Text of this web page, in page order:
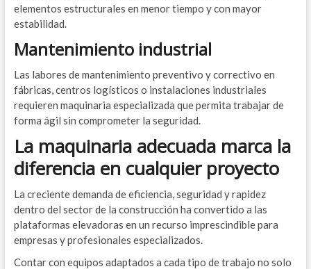
elementos estructurales en menor tiempo y con mayor
estabilidad.
Mantenimiento industrial
Las labores de mantenimiento preventivo y correctivo en
fábricas, centros logísticos o instalaciones industriales
requieren maquinaria especializada que permita trabajar de
forma ágil sin comprometer la seguridad.
La maquinaria adecuada marca la
diferencia en cualquier proyecto
La creciente demanda de eficiencia, seguridad y rapidez
dentro del sector de la construcción ha convertido a las
plataformas elevadoras en un recurso imprescindible para
empresas y profesionales especializados.
Contar con equipos adaptados a cada tipo de trabajo no solo